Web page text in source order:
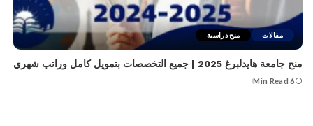
مقالات منح دراسية
منح جامعة هايدلبرغ 2025 | جميع التخصصات بتمويل كامل وراتب شهري
6 Min Read